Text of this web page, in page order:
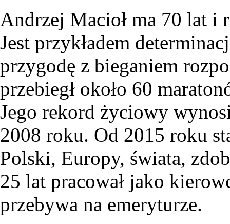
Andrzej Macioł ma 70 lat i
Jest przykładem
przygodę z bieganiem
przebiegł około 60
Jego rekord życiowy
2008 roku. Od 2015 roku
Polski, Europy, świata,
25 lat pracował jako
przebywa na emeryturze.